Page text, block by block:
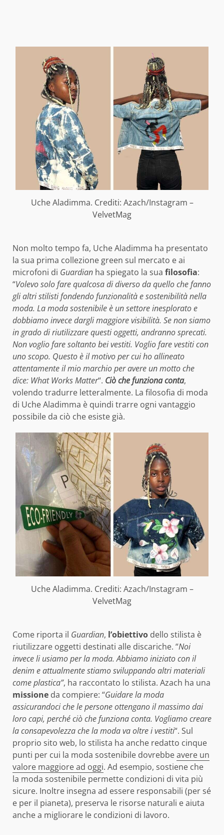
Uche Aladimma. Crediti: Azach/Instagram –
VelvetMag
Non molto tempo fa, Uche Aladimma ha presentato
la sua prima collezione green sul mercato e ai
microfoni di Guardian ha spiegato la sua filosofia:
“Volevo solo fare qualcosa di diverso da quello che fanno
gli altri stilisti fondendo funzionalità e sostenibilità nella
moda. La moda sostenibile è un settore inesplorato e
dobbiamo invece dargli maggiore visibilità. Se non siamo
in grado di riutilizzare questi oggetti, andranno sprecati.
Non voglio fare soltanto bei vestiti. Voglio fare vestiti con
uno scopo. Questo è il motivo per cui ho allineato
attentamente il mio marchio per avere un motto che
dice: What Works Matter“. Ciò che funziona conta,
volendo tradurre letteralmente. La filosofia di moda
di Uche Aladimma è quindi trarre ogni vantaggio
possibile da ciò che esiste già.
Uche Aladimma. Crediti: Azach/Instagram –
VelvetMag
Come riporta il Guardian, l’obiettivo dello stilista è
riutilizzare oggetti destinati alle discariche. “Noi
invece li usiamo per la moda. Abbiamo iniziato con il
denim e attualmente stiamo sviluppando altri materiali
come plastica”, ha raccontato lo stilista. Azach ha una
missione da compiere: “Guidare la moda
assicurandoci che le persone ottengano il massimo dai
loro capi, perché ciò che funziona conta. Vogliamo creare
la consapevolezza che la moda va oltre i vestiti“. Sul
proprio sito web, lo stilista ha anche redatto cinque
punti per cui la moda sostenibile dovrebbeavere un
valore maggiore ad oggi. Ad esempio, sostiene che
la moda sostenibile permette condizioni di vita più
sicure. Inoltre insegna ad essere responsabili (per sé
e per il pianeta), preserva le risorse naturali e aiuta
anche a migliorare le condizioni di lavoro.